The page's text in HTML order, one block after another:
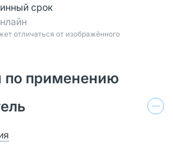
срок
отличаться от изображённого
по применению